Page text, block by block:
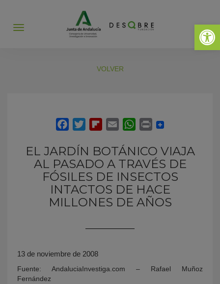
Abrir
Abrir
VOLVER
EL JARDÍN BOTÁNICO VIAJA
AL PASADO A TRAVÉS DE
FÓSILES DE INSECTOS
INTACTOS DE HACE
MILLONES DE AÑOS
13 de noviembre de 2008
Fuente: AndaluciaInvestiga.com – Rafael Muñoz
Fernández